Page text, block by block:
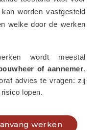
worden vastgesteld
welke door de werken
of aannemer.
advies te vragen: zij
lopen.
werken